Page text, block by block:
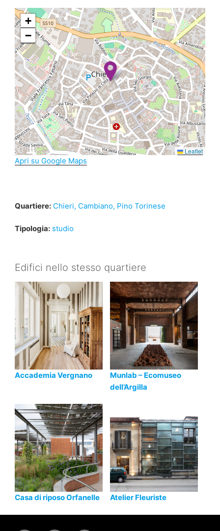
+
−
Leaflet
Apri su Google Maps
Quartiere: Chieri, Cambiano, Pino Torinese
Tipologia: studio
Edifici nello stesso quartiere
Accademia Vergnano
Munlab – Ecomuseo
dell’Argilla
Casa di riposo Orfanelle Atelier Fleuriste